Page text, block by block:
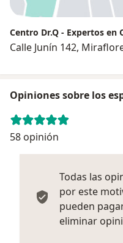
Centro Dr.Q - Expertos
Calle Junín 142,
Opiniones sobre los
58 opinión
Todas las
por este
pueden
eliminar